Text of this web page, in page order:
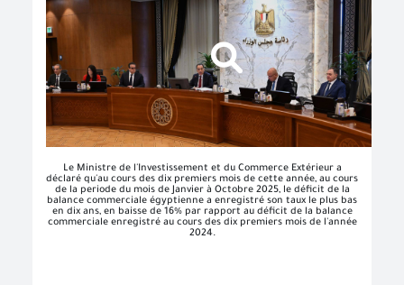
Le Ministre de l'Investissement et du Commerce Extérieur a
déclaré qu'au cours des dix premiers mois de cette année, au cours
de la periode du mois de Janvier à Octobre 2025, le déficit de la
balance commerciale égyptienne a enregistré son taux le plus bas
en dix ans, en baisse de 16% par rapport au déficit de la balance
commerciale enregistré au cours des dix premiers mois de l'année
2024.